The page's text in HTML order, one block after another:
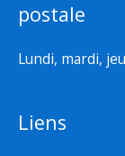
postale
Lundi, mardi,
Liens